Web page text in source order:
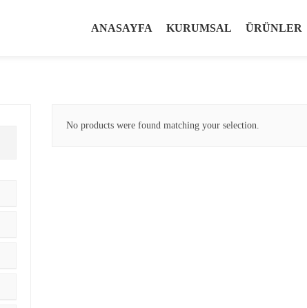
ANASAYFA KURUMSAL ÜRÜNLER
No products were found matching your selection.